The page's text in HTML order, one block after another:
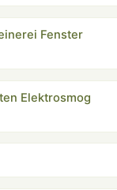
Fenster
Elektrosmog